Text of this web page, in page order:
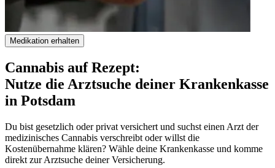
Medikation erhalten
Cannabis auf Rezept:
Nutze die Arztsuche deiner Krankenkasse
in Potsdam
Du bist gesetzlich oder privat versichert und suchst einen Arzt der
medizinisches Cannabis verschreibt oder willst die
Kostenübernahme klären? Wähle deine Krankenkasse und komme
direkt zur Arztsuche deiner Versicherung.